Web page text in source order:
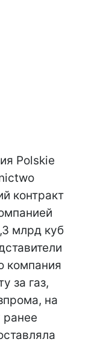
Polskie
контракт
млрд куб
компания
за газ,
на